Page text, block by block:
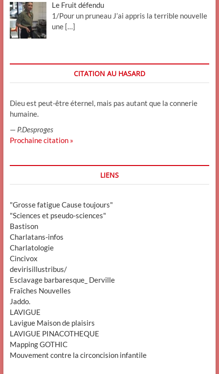
Le Fruit défendu
1/Pour un pruneau J’ai appris la terrible nouvelle
une […]
CITATION AU HASARD
Dieu est peut-être éternel, mais pas autant que la connerie
humaine.
— P.Desproges
Prochaine citation »
LIENS
"Grosse fatigue Cause toujours"
"Sciences et pseudo-sciences"
Bastison
Charlatans-infos
Charlatologie
Cincivox
devirisillustribus/
Esclavage barbaresque_ Derville
Fraîches Nouvelles
Jaddo.
LAVIGUE
Lavigue Maison de plaisirs
LAVIGUE PINACOTHEQUE
Mapping GOTHIC
Mouvement contre la circoncision infantile